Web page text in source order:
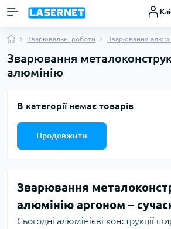
Зварювальні роботи Зварювання
Зварювання
алюмінію
В категорії немає товарів
Продовжити
Зварювання
алюмінію аргоном –
Сьогодні алюмінієві конструкції